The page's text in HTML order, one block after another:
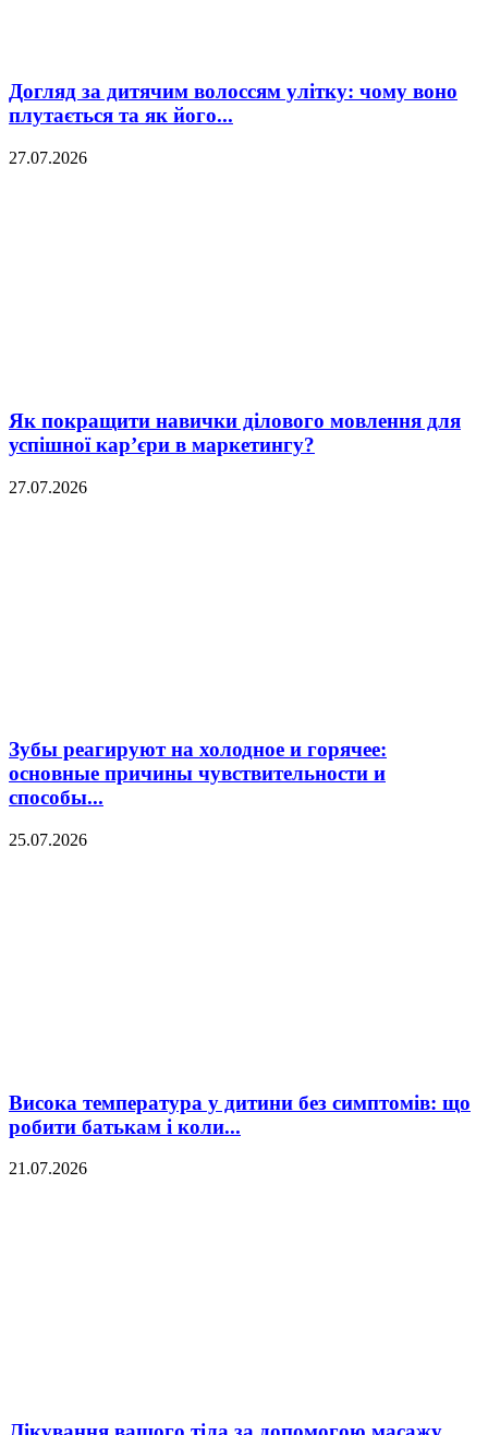
Догляд за дитячим волоссям улітку: чому воно
плутається та як його...
27.07.2026
Як покращити навички ділового мовлення для
успішної кар’єри в маркетингу?
27.07.2026
Зубы реагируют на холодное и горячее:
основные причины чувствительности и
способы...
25.07.2026
Висока температура у дитини без симптомів: що
робити батькам і коли...
21.07.2026